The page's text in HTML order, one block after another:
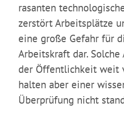
rasanten
zerstört Arbeitsplätze
eine große Gefahr für
Arbeitskraft dar. Solche
der Öffentlichkeit weit
halten aber einer
Überprüfung nicht